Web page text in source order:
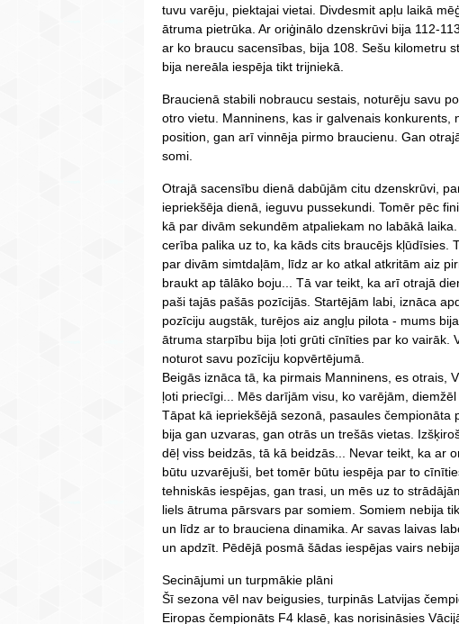
tuvu varēju, piektajai vietai. Divdesmit apļu laikā
ātruma pietrūka. Ar oriģinālo dzenskrūvi bija 112-
ar ko braucu sacensības, bija 108. Sešu kilometru
bija nereāla iespēja tikt trijniekā.
Braucienā stabili nobraucu sestais, noturēju savu
otro vietu. Manninens, kas ir galvenais konkurents,
position, gan arī vinnēja pirmo braucienu. Gan
somi.
Otrajā sacensību dienā dabūjām citu dzenskrūvi,
iepriekšēja dienā, ieguvu pussekundi. Tomēr pēc
kā par divām sekundēm atpaliekam no labākā
cerība palika uz to, ka kāds cits braucējs kļūdīsies.
par divām simtdaļām, līdz ar ko atkal atkritām aiz
braukt ap tālāko boju... Tā var teikt, ka arī otrajā
paši tajās pašās pozīcijās. Startējām labi, iznāca
pozīciju augstāk, turējos aiz angļu pilota - mums
ātruma starpību bija ļoti grūti cīnīties par ko vairāk.
noturot savu pozīciju kopvērtējumā.
Beigās iznāca tā, ka pirmais Manninens, es otrais,
ļoti priecīgi... Mēs darījām visu, ko varējām,
Tāpat kā iepriekšējā sezonā, pasaules čempionāta
bija gan uzvaras, gan otrās un trešās vietas.
dēļ viss beidzās, tā kā beidzās... Nevar teikt, ka ar
būtu uzvarējuši, bet tomēr būtu iespēja par to
tehniskās iespējas, gan trasi, un mēs uz to
liels ātruma pārsvars par somiem. Somiem nebija
un līdz ar to brauciena dinamika. Ar savas laivas
un apdzīt. Pēdējā posmā šādas iespējas vairs nebija.
Secinājumi un turpmākie plāni
Šī sezona vēl nav beigusies, turpinās Latvijas
Eiropas čempionāts F4 klasē, kas norisināsies